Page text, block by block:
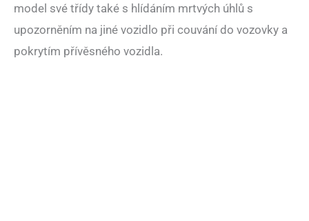
model své třídy také s hlídáním mrtvých úhlů s
upozorněním na jiné vozidlo při couvání do vozovky a
pokrytím přívěsného vozidla.